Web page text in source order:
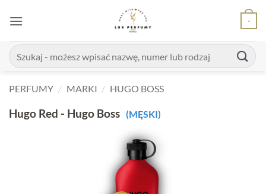
-
Szukaj:
PERFUMY / MARKI / HUGO BOSS
Hugo Red - Hugo Boss (MĘSKI)